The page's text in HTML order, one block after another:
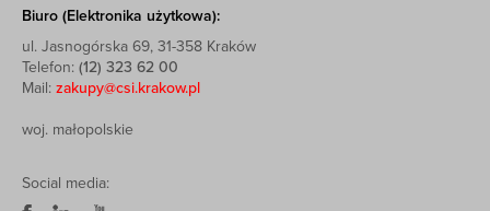
Biuro (Elektronika użytkowa):
ul. Jasnogórska 69, 31-358 Kraków
Telefon: (12) 323 62 00
Mail: zakupy@csi.krakow.pl
woj. małopolskie
Social media: